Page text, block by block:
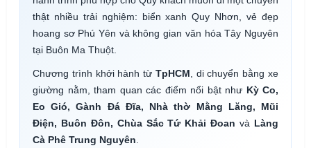
thật nhiều trải nghiệm: biển xanh Quy Nhơn, vẻ đẹp
hoang sơ Phú Yên và không gian văn hóa Tây Nguyên
tại Buôn Ma Thuột.
Chương trình khởi hành từ TpHCM , di chuyển bằng xe
giường nằm, tham quan các điểm nổi bật như Kỳ Co,
Eo Gió, Gành Đá Đĩa, Nhà thờ Mằng Lăng, Mũi
Điện, Buôn Đôn, Chùa Sắc Tứ Khải Đoan và Làng
Cà Phê Trung Nguyên